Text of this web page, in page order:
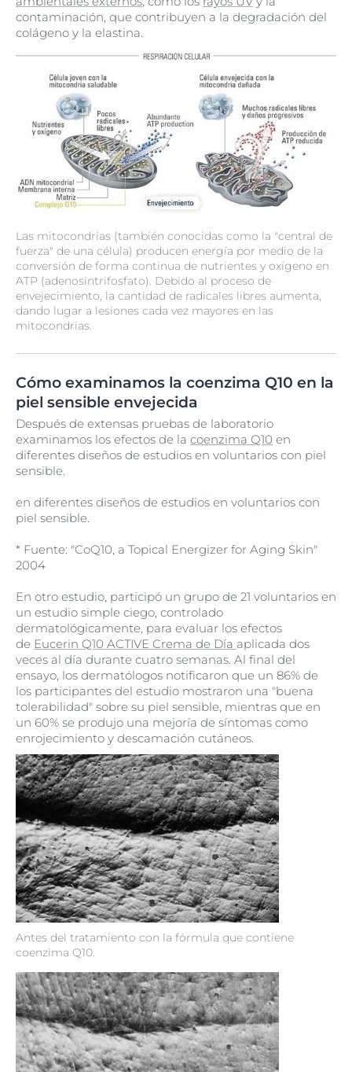
contaminación, que contribuyen a la degradación del
colágeno y la elastina.
Las mitocondrias (también conocidas como la "central de
fuerza" de una célula) producen energía por medio de la
conversión de forma continua de nutrientes y oxígeno en
ATP (adenosintrifosfato). Debido al proceso de
envejecimiento, la cantidad de radicales libres aumenta,
dando lugar a lesiones cada vez mayores en las
mitocondrias.
Cómo examinamos la coenzima Q10 en la
piel sensible envejecida
Antes del tratamiento con la fórmula que contiene
coenzima Q10.
Después de extensas pruebas de laboratorio
examinamos los efectos de la coenzima Q10 en
diferentes diseños de estudios en voluntarios con piel
sensible.
en diferentes diseños de estudios en voluntarios con
piel sensible.
* Fuente: "CoQ10, a Topical Energizer for Aging Skin"
2004
En otro estudio, participó un grupo de 21 voluntarios en
un estudio simple ciego, controlado
dermatológicamente, para evaluar los efectos
de Eucerin Q10 ACTIVE Crema de Día aplicada dos
veces al día durante cuatro semanas. Al final del
ensayo, los dermatólogos notificaron que un 86% de
los participantes del estudio mostraron una "buena
tolerabilidad" sobre su piel sensible, mientras que en
un 60% se produjo una mejoría de síntomas como
enrojecimiento y descamación cutáneos.